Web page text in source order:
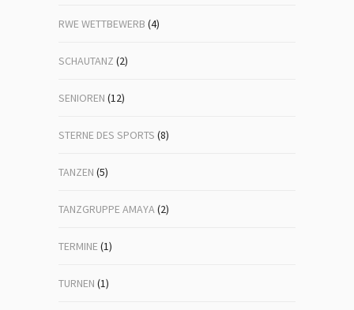
RWE WETTBEWERB (4)
SCHAUTANZ (2)
SENIOREN (12)
STERNE DES SPORTS (8)
TANZEN (5)
TANZGRUPPE AMAYA (2)
TERMINE (1)
TURNEN (1)